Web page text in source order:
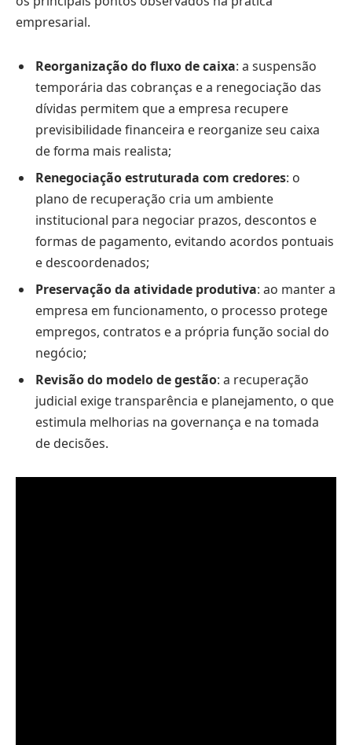
empresarial.
Reorganização do fluxo de caixa: a suspensão
temporária das cobranças e a renegociação das
dívidas permitem que a empresa recupere
previsibilidade financeira e reorganize seu caixa
de forma mais realista;
Renegociação estruturada com credores: o
plano de recuperação cria um ambiente
institucional para negociar prazos, descontos e
formas de pagamento, evitando acordos pontuais
e descoordenados;
Preservação da atividade produtiva: ao manter a
empresa em funcionamento, o processo protege
empregos, contratos e a própria função social do
negócio;
Revisão do modelo de gestão: a recuperação
judicial exige transparência e planejamento, o que
estimula melhorias na governança e na tomada
de decisões.